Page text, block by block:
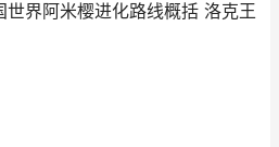
界阿米樱进化路线概括 洛克王